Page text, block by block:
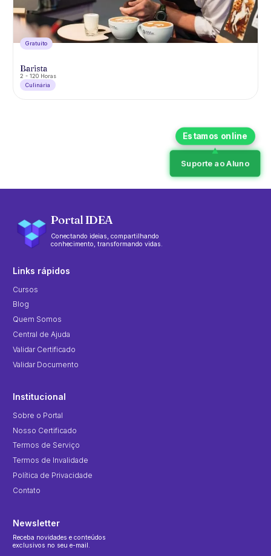
Gratuíto
Barista
2 - 120 Horas
Culinária
Suporte ao Aluno
Portal IDEA
Conectando ideias, compartilhando
conhecimento, transformando vidas.
Links rápidos
Cursos
Blog
Quem Somos
Central de Ajuda
Validar Certificado
Validar Documento
Institucional
Sobre o Portal
Nosso Certificado
Termos de Serviço
Termos de Invalidade
Política de Privacidade
Contato
Newsletter
Receba novidades e conteúdos
exclusivos no seu e-mail.